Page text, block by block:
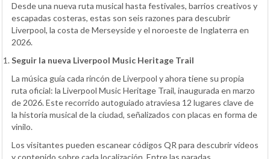
Desde una nueva ruta musical hasta festivales, barrios creativos y
escapadas costeras, estas son seis razones para descubrir
Liverpool, la costa de Merseyside y el noroeste de Inglaterra en
2026.
Seguir la nueva Liverpool Music Heritage Trail
La música guía cada rincón de Liverpool y ahora tiene su propia
ruta oficial: la Liverpool Music Heritage Trail, inaugurada en marzo
de 2026. Este recorrido autoguiado atraviesa 12 lugares clave de
la historia musical de la ciudad, señalizados con placas en forma de
vinilo.
Los visitantes pueden escanear códigos QR para descubrir vídeos